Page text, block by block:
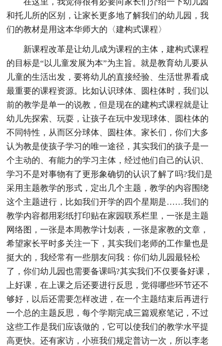
和托儿所的区别，让家长更多地了解我们的幼儿园，我
们的教材是用这本华师大的〈建构式课程〉
新课程改革是让幼儿成为课程的主体，建构式课程
的目标是“以儿童发展为本”为主旨。就是教育幼儿要从
儿童的生活出发，要将幼儿的直接经验、生活世界看成
最重要的课程资源。比如认识球体、圆柱体时，我们以
前的教学是单一的说教，但是现在的建构式课程就是让
幼儿先探索、玩耍，让孩子在玩中发现球体、圆柱体的
不同特性，从而区分球体、圆柱体。家长们，你们大多
认为教是使孩子学习的唯一途径，其实我们的孩子是一
个主动的、有能力的学习主体，经过他们自己的认识、
学习不是对事物有了更形象确切的认识了解了吗?我们是
采用主题教学的形式，定出几个主题，教学的内容围绕
这个主题进行，比如我们开学的四个星期是……我们的
教学内容都用彩纸打印贴在家园联系栏里，一张是主题
网络图，一张是本周教学计划表，一张是家教的文章，
希望家长平时多关注一下，其实我们老师的工作量也是
挺大的，我经常有一些朋友问我：你们幼儿园最轻松
了，你们幼儿园也需要备课吗?其实我们不仅要备好课，
上好课，在上课之后还要进行反思，觉得哪些环节还不
够好，以后还需要怎样改进，在一个主题结束后再进行
一个总的主题反思，每个学期完成三篇观察笔记，不过
这些工作是我们应该做的，它可以使我们的教学水平提
高更快。还有家访，小班我们规定普访一次，所以李老